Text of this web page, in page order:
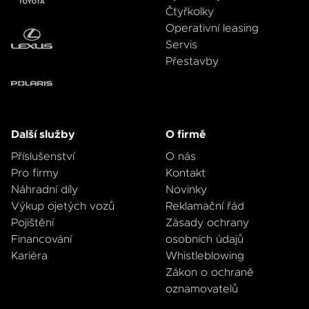
Čtyřkolky
Operativní leasing
Servis
Přestavby
Další služby
Příslušenství
Pro firmy
Náhradní díly
Výkup ojetých vozů
Pojištění
Financování
Kariéra
O firmě
O nás
Kontakt
Novinky
Reklamační řád
Zásady ochrany
osobních údajů
Whistleblowing
Zákon o ochraně
oznamovatelů